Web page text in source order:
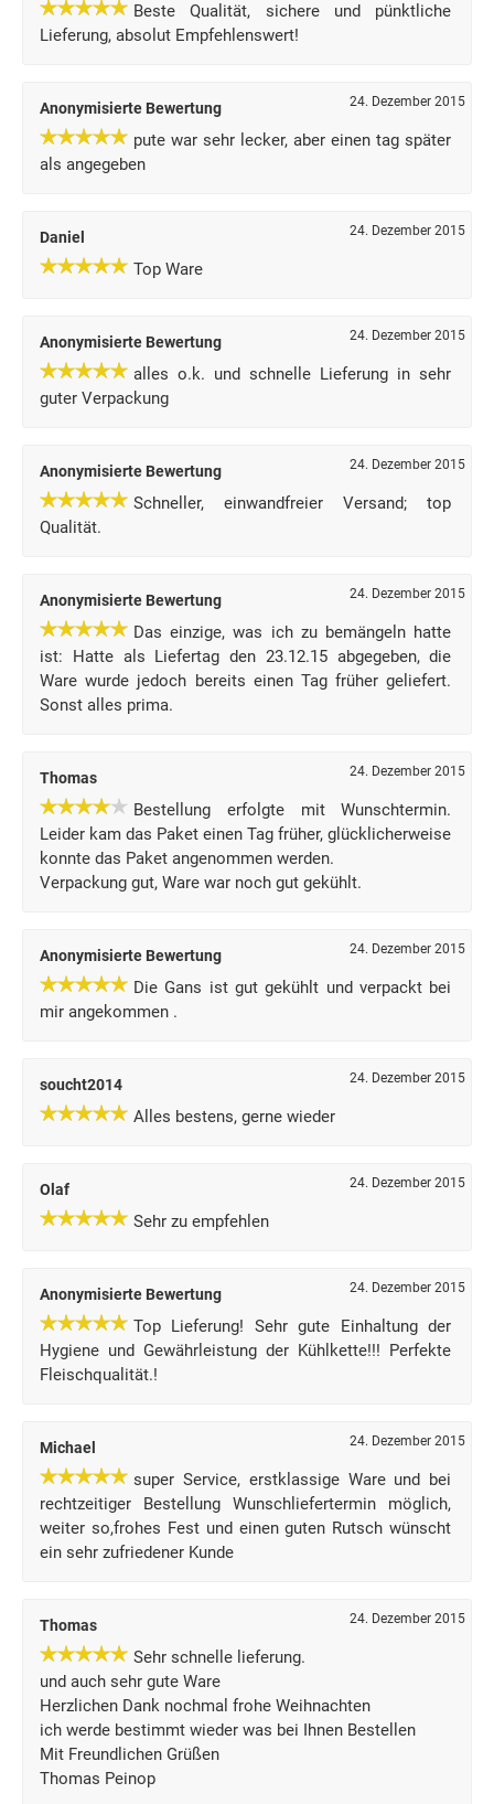
Beste Qualität, sichere und pünktliche
Lieferung, absolut Empfehlenswert!
Anonymisierte Bewertung 24. Dezember 2015
pute war sehr lecker, aber einen tag später
als angegeben
Daniel 24. Dezember 2015
Top Ware
Anonymisierte Bewertung 24. Dezember 2015
alles o.k. und schnelle Lieferung in sehr
guter Verpackung
Anonymisierte Bewertung 24. Dezember 2015
Schneller, einwandfreier Versand; top
Qualität.
Anonymisierte Bewertung 24. Dezember 2015
Das einzige, was ich zu bemängeln hatte
ist: Hatte als Liefertag den 23.12.15 abgegeben, die
Ware wurde jedoch bereits einen Tag früher geliefert.
Sonst alles prima.
Thomas 24. Dezember 2015
Bestellung erfolgte mit Wunschtermin.
Leider kam das Paket einen Tag früher, glücklicherweise
konnte das Paket angenommen werden.
Verpackung gut, Ware war noch gut gekühlt.
Anonymisierte Bewertung 24. Dezember 2015
Die Gans ist gut gekühlt und verpackt bei
mir angekommen .
soucht2014 24. Dezember 2015
Alles bestens, gerne wieder
Olaf 24. Dezember 2015
Sehr zu empfehlen
Anonymisierte Bewertung 24. Dezember 2015
Top Lieferung! Sehr gute Einhaltung der
Hygiene und Gewährleistung der Kühlkette!!! Perfekte
Fleischqualität.!
Michael 24. Dezember 2015
super Service, erstklassige Ware und bei
rechtzeitiger Bestellung Wunschliefertermin möglich,
weiter so,frohes Fest und einen guten Rutsch wünscht
ein sehr zufriedener Kunde
Thomas 24. Dezember 2015
Sehr schnelle lieferung.
und auch sehr gute Ware
Herzlichen Dank nochmal frohe Weihnachten
ich werde bestimmt wieder was bei Ihnen Bestellen
Mit Freundlichen Grüßen
Thomas Peinop